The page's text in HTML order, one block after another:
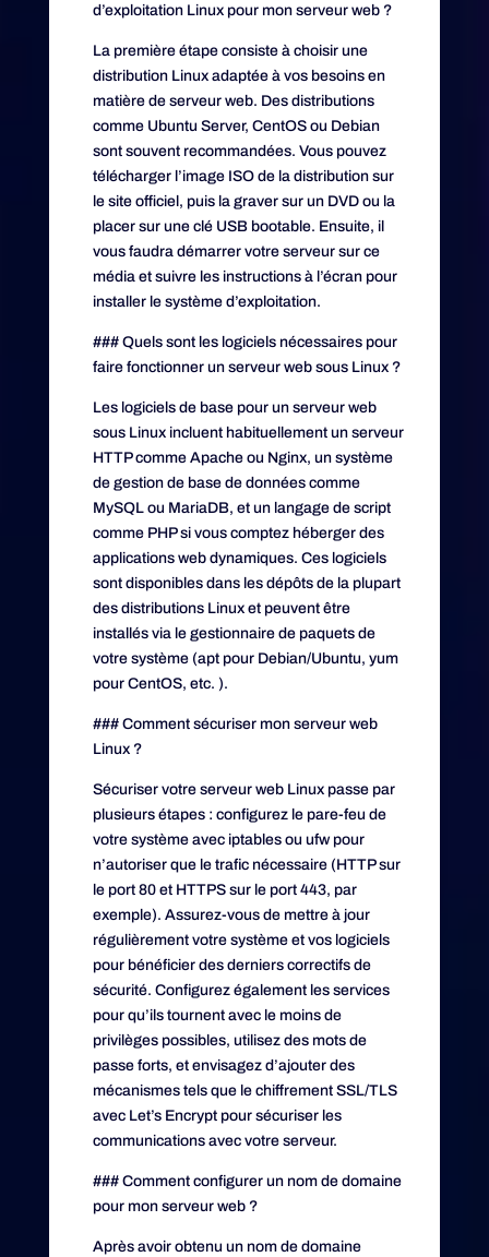
d’exploitation Linux pour mon serveur web ?
La première étape consiste à choisir une
distribution Linux adaptée à vos besoins en
matière de serveur web. Des distributions
comme Ubuntu Server, CentOS ou Debian
sont souvent recommandées. Vous pouvez
télécharger l’image ISO de la distribution sur
le site officiel, puis la graver sur un DVD ou la
placer sur une clé USB bootable. Ensuite, il
vous faudra démarrer votre serveur sur ce
média et suivre les instructions à l’écran pour
installer le système d’exploitation.
### Quels sont les logiciels nécessaires pour
faire fonctionner un serveur web sous Linux ?
Les logiciels de base pour un serveur web
sous Linux incluent habituellement un serveur
HTTP comme Apache ou Nginx, un système
de gestion de base de données comme
MySQL ou MariaDB, et un langage de script
comme PHP si vous comptez héberger des
applications web dynamiques. Ces logiciels
sont disponibles dans les dépôts de la plupart
des distributions Linux et peuvent être
installés via le gestionnaire de paquets de
votre système (apt pour Debian/Ubuntu, yum
pour CentOS, etc. ).
### Comment sécuriser mon serveur web
Linux ?
Sécuriser votre serveur web Linux passe par
plusieurs étapes : configurez le pare-feu de
votre système avec iptables ou ufw pour
n’autoriser que le trafic nécessaire (HTTP sur
le port 80 et HTTPS sur le port 443, par
exemple). Assurez-vous de mettre à jour
régulièrement votre système et vos logiciels
pour bénéficier des derniers correctifs de
sécurité. Configurez également les services
pour qu’ils tournent avec le moins de
privilèges possibles, utilisez des mots de
passe forts, et envisagez d’ajouter des
mécanismes tels que le chiffrement SSL/TLS
avec Let’s Encrypt pour sécuriser les
communications avec votre serveur.
### Comment configurer un nom de domaine
pour mon serveur web ?
Après avoir obtenu un nom de domaine